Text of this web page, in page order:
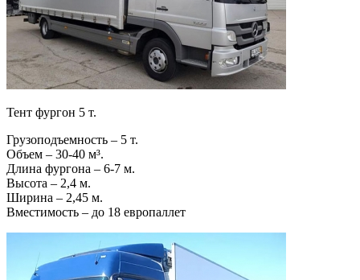
Тент фургон 5 т.
Грузоподъемность – 5 т.
Объем – 30-40 м³.
Длина фургона – 6-7 м.
Высота – 2,4 м.
Ширина – 2,45 м.
Вместимость – до 18 европаллет